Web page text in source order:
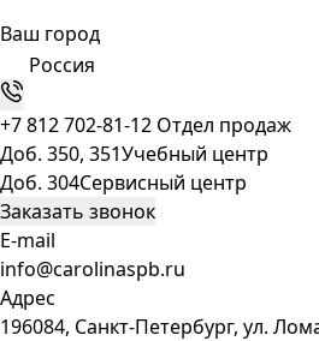
Ваш город
Россия
+7 812 702-81-12 Отдел продаж
Доб. 350, 351Учебный центр
Доб. 304Сервисный центр
Заказать звонок
E-mail
info@carolinaspb.ru
Адрес
196084, Санкт-Петербург, ул.